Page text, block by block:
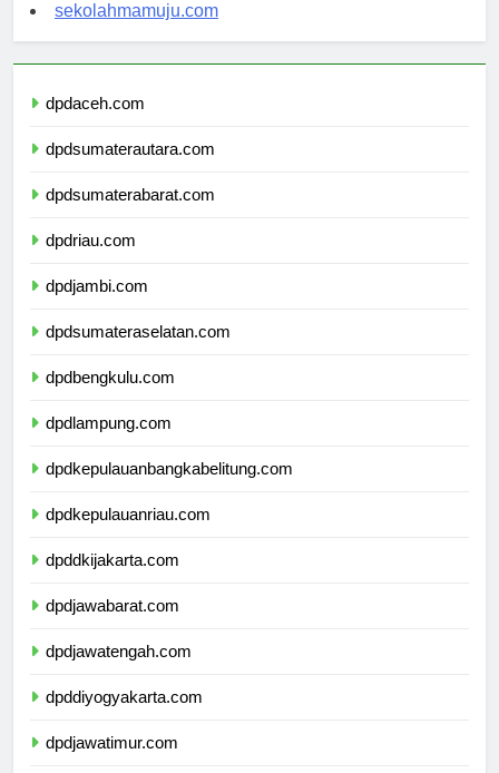
sekolahmamuju.com
dpdaceh.com
dpdsumaterautara.com
dpdsumaterabarat.com
dpdriau.com
dpdjambi.com
dpdsumateraselatan.com
dpdbengkulu.com
dpdlampung.com
dpdkepulauanbangkabelitung.com
dpdkepulauanriau.com
dpddkijakarta.com
dpdjawabarat.com
dpdjawatengah.com
dpddiyogyakarta.com
dpdjawatimur.com